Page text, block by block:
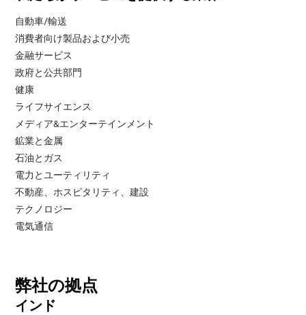
自動車/輸送
消費者向け製品および小売
金融サービス
政府と公共部門
健康
ライフサイエンス
メディア&エンターテインメント
鉱業と金属
石油とガス
電力とユーティリティ
不動産、ホスピタリティ、建設
テクノロジー
電気通信
弊社の拠点
インド